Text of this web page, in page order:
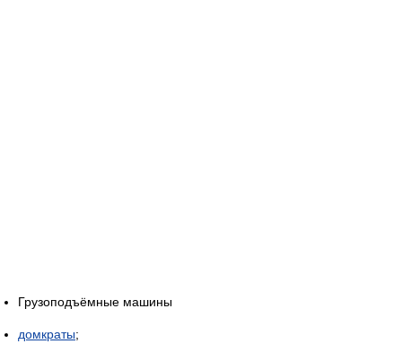
Грузоподъёмные машины
домкраты;